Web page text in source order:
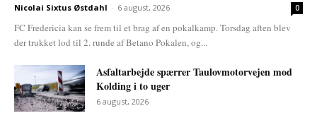
Nicolai Sixtus Østdahl - 6 august, 2026 0
FC Fredericia kan se frem til et brag af en pokalkamp. Torsdag aften blev
der trukket lod til 2. runde af Betano Pokalen, og...
Asfaltarbejde spærrer Taulovmotorvejen mod
Kolding i to uger
6 august, 2026